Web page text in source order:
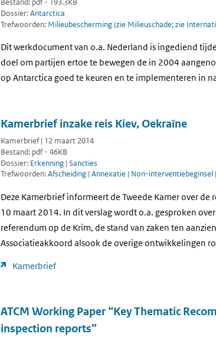
Bestand: pdf - 193.3KB
Dossier:Antarctica
Trefwoorden: Milieubescherming (zie Milieuschade; zie
Dit werkdocument van o.a. Nederland is ingediend
doel om partijen ertoe te bewegen de in 2004
op Antarctica goed te keuren en te implementeren in
Kamerbrief inzake reis Kiev, Oekraïne
Kamerbrief | 12 maart 2014
Bestand: pdf - 46KB
Dossier: Erkenning | Sancties
Trefwoorden:Afscheiding | Annexatie | Non-interventiebeginsel |
Deze Kamerbrief informeert de Tweede Kamer over
10 maart 2014. In dit verslag wordt o.a. gesproken
referendum op de Krim, de stand van zaken ten
Associatieakkoord alsook de overige ontwikkelingen
Kamerbrief
ATCM Working Paper “Key Thematic
inspection reports”